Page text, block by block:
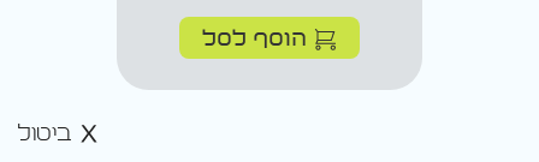
הוסף לסל
ביטול